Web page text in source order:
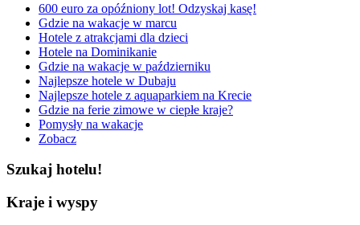
600 euro za opóźniony lot! Odzyskaj kasę!
Gdzie na wakacje w marcu
Hotele z atrakcjami dla dzieci
Hotele na Dominikanie
Gdzie na wakacje w październiku
Najlepsze hotele w Dubaju
Najlepsze hotele z aquaparkiem na Krecie
Gdzie na ferie zimowe w ciepłe kraje?
Pomysły na wakacje
Zobacz
Szukaj hotelu!
Kraje i wyspy